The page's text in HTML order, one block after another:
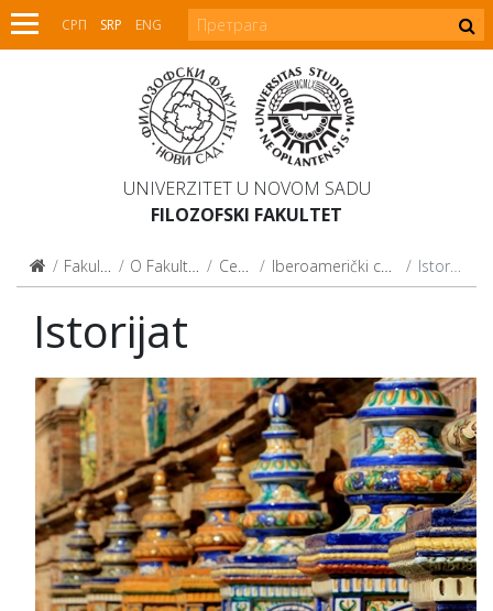
СРП SRP ENG
UNIVERZITET U NOVOM SADU
FILOZOFSKI FAKULTET
Fakultet O Fakultetu Centri Iberoamerički centar Istorijat
Istorijat